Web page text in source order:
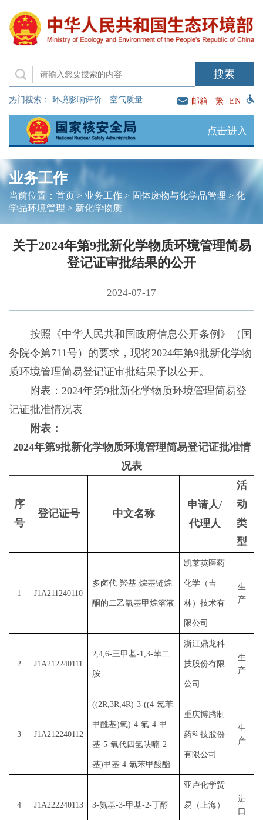
热门搜索： 环境影响评价 空气质量 邮箱 繁 EN
点击进入
业务工作
当前位置： 首页> 业务工作> 固体废物与化学品管理 > 化
学品环境管理 > 新化学物质
关于2024年第9批新化学物质环境管理简易
登记证审批结果的公开
2024-07-17
按照《中华人民共和国政府信息公开条例》（国
务院令第711号）的要求，现将2024年第9批新化学物
质环境管理简易登记证审批结果予以公开。
附表：2024年第9批新化学物质环境管理简易登
记证批准情况表
附表：
2024年第9批新化学物质环境管理简易登记证批准情
况表
序
号
登记证号 中文名称
申请人/
代理人
活
动
类
型
1 J1A211240110
多卤代-羟基-烷基链烷
酮的二乙氧基甲烷溶液
凯莱英医药
化学（吉
林）技术有
限公司
生
产
2 J1A212240111
2,4,6-三甲基-1,3-苯二
胺
浙江鼎龙科
技股份有限
公司
生
产
3 J1A212240112
((2R,3R,4R)-3-((4-氯苯
甲酰基)氧)-4-氟-4-甲
基-5-氧代四氢呋喃-2-
基)甲基 4-氯苯甲酸酯
重庆博腾制
药科技股份
有限公司
生
产
4 J1A222240113 3-氨基-3-甲基-2-丁醇
亚卢化学贸
易（上海）
进
口